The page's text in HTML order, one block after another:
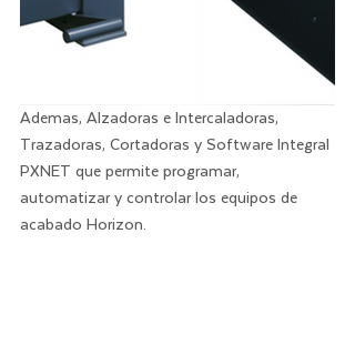
Ademas, Alzadoras e Intercaladoras,
Trazadoras, Cortadoras y Software Integral
PXNET que permite programar,
automatizar y controlar los equipos de
acabado Horizon.